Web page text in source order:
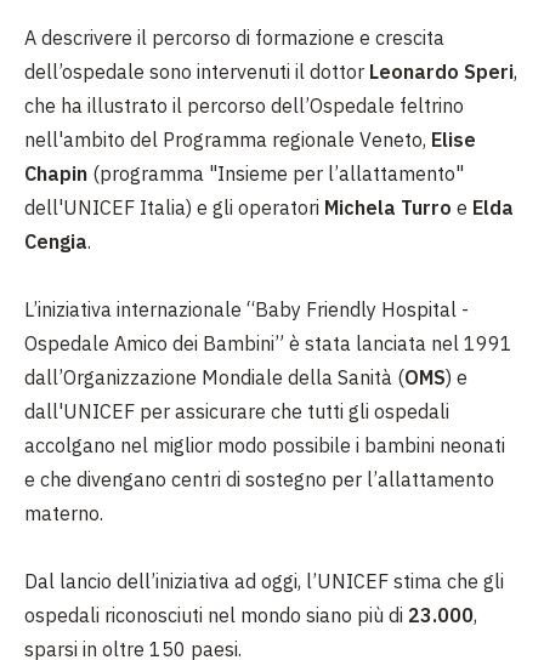
A descrivere il percorso di formazione e crescita
dell’ospedale sono intervenuti il dottor Leonardo Speri,
che ha illustrato il percorso dell’Ospedale feltrino
nell'ambito del Programma regionale Veneto, Elise
Chapin (programma "Insieme per l’allattamento"
dell'UNICEF Italia) e gli operatori Michela Turro e Elda
Cengia.
L’iniziativa internazionale “Baby Friendly Hospital -
Ospedale Amico dei Bambini” è stata lanciata nel 1991
dall’Organizzazione Mondiale della Sanità (OMS) e
dall'UNICEF per assicurare che tutti gli ospedali
accolgano nel miglior modo possibile i bambini neonati
e che divengano centri di sostegno per l’allattamento
materno.
Dal lancio dell’iniziativa ad oggi, l’UNICEF stima che gli
ospedali riconosciuti nel mondo siano più di 23.000,
sparsi in oltre 150 paesi.